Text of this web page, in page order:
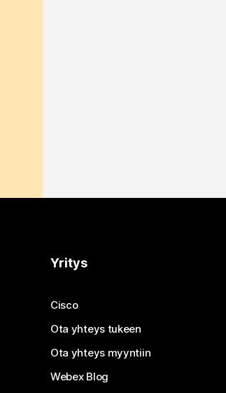
Yritys
Cisco
Ota yhteys tukeen
Ota yhteys myyntiin
Webex Blog